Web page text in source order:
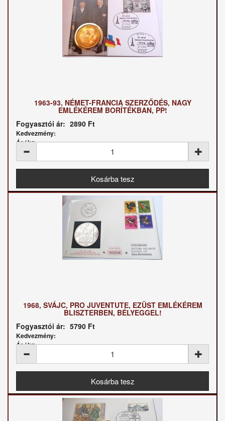
1963-93, NÉMET-FRANCIA SZERZŐDÉS, NAGY
EMLÉKÉREM BORÍTÉKBAN, PP!
Fogyasztói ár: 2890 Ft
Kedvezmény:
Ár / kg:
1968, SVÁJC, PRO JUVENTUTE, EZÜST EMLÉKÉREM
BLISZTERBEN, BÉLYEGGEL!
Fogyasztói ár: 5790 Ft
Kedvezmény:
Ár / kg: